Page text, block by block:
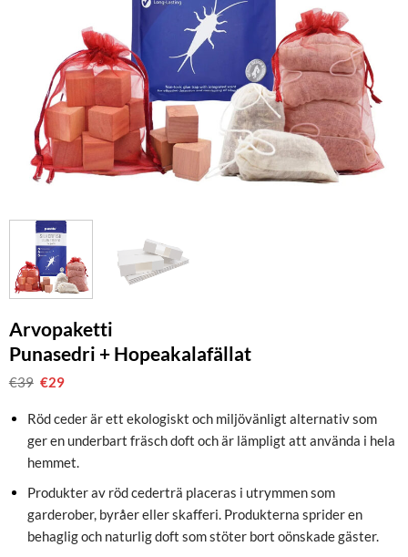
Arvopaketti
Punasedri + Hopeakalafällat
€39 Alkuperäinen
€39.
€29
€29.
Röd ceder är ett ekologiskt och miljövänligt alternativ som
ger en underbart fräsch doft och är lämpligt att använda i hela
hemmet.
Produkter av röd cederträ placeras i utrymmen som
garderober, byråer eller skafferi. Produkterna sprider en
behaglig och naturlig doft som stöter bort oönskade gäster.